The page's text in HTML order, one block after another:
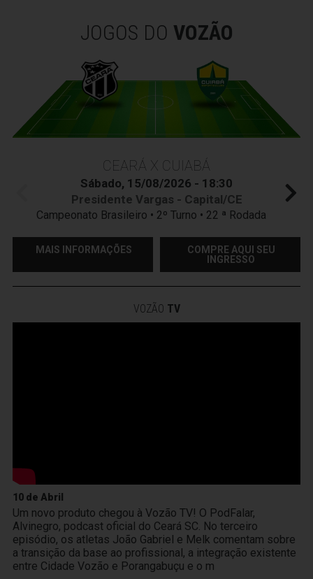
JOGOS DO VOZÃO
CEARÁ X CUIABÁ
Sábado, 15/08/2026 - 18:30
Presidente Vargas - Capital/CE
Campeonato Brasileiro • 2º Turno • 22 ª Rodada
MAIS INFORMAÇÕES
COMPRE AQUI SEU
INGRESSO
VOZÃO TV
10 de Abril
Um novo produto chegou à Vozão TV! O PodFalar,
Alvinegro, podcast oficial do Ceará SC. No terceiro
episódio, os atletas João Gabriel e Melk comentam sobre
a transição da base ao profissional, a integração existente
entre Cidade Vozão e Porangabuçu e o m